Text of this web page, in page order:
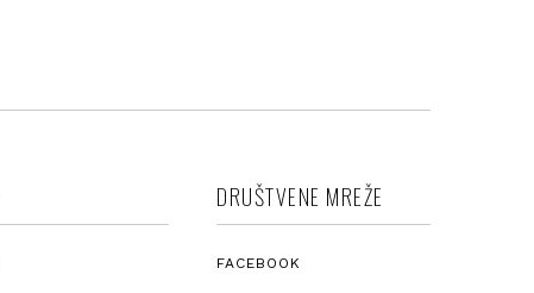
DRUŠTVENE MREŽE
FACEBOOK